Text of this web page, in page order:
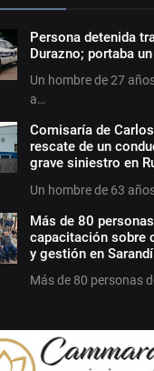
Persona detenida
Durazno; portaba
Un hombre de 27
a…
Comisaría de
rescate de un
grave siniestro en
Un hombre de 63
Más de 80
capacitación sobre
y gestión en
Más de 80 personas